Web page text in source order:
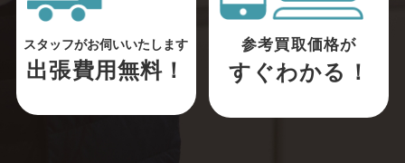
スタッフがお伺いいたします
出張費用無料！
参考買取価格が
すぐわかる！